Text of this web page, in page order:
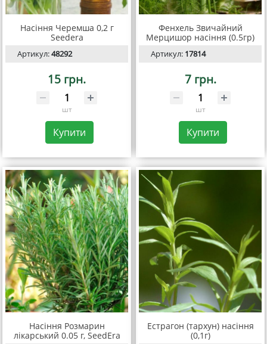
Насіння Черемша 0,2 г
Seedera
Артикул:48292
15 грн.
шт
Купити
Фенхель Звичайний
Мерцишор насіння (0.5гр)
Артикул: 17814
7 грн.
шт
Купити
Насіння Розмарин
лікарський 0.05 г, SeedEra
Естрагон (тархун) насіння
(0,1г)